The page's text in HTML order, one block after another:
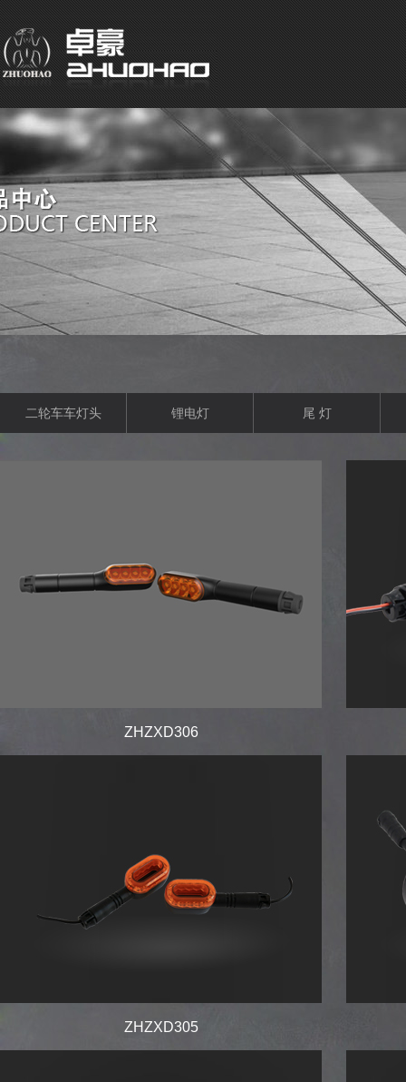
二轮车车灯头 锂电灯 尾 灯
ZHZXD306
ZHZXD305